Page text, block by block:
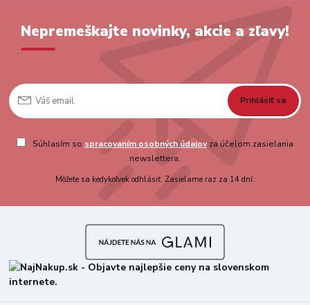
Nepremeškajte novinky, akcie a zľavy!
Prihlásiť sa
Súhlasím so spracovaním osobných údajovza účelom zasielania
newslettera.
Môžete sa kedykoľvek odhlásiť. Zasielame raz za 14 dní.